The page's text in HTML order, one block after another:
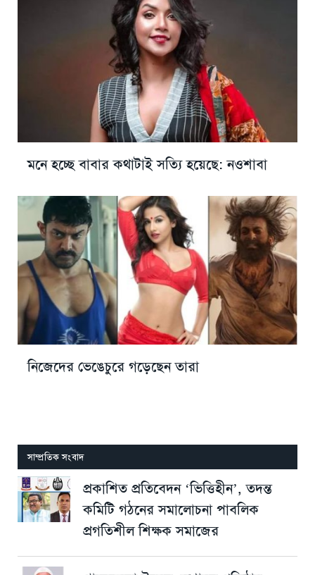
মনে হচ্ছে বাবার কথাটাই সত্যি হয়েছে: নওশাবা
নিজেদের ভেঙেচুরে গড়েছেন তারা
সাম্প্রতিক সংবাদ
প্রকাশিত প্রতিবেদন ‘ভিত্তিহীন’, তদন্ত
কমিটি গঠনের সমালোচনা পাবলিক
প্রগতিশীল শিক্ষক সমাজের